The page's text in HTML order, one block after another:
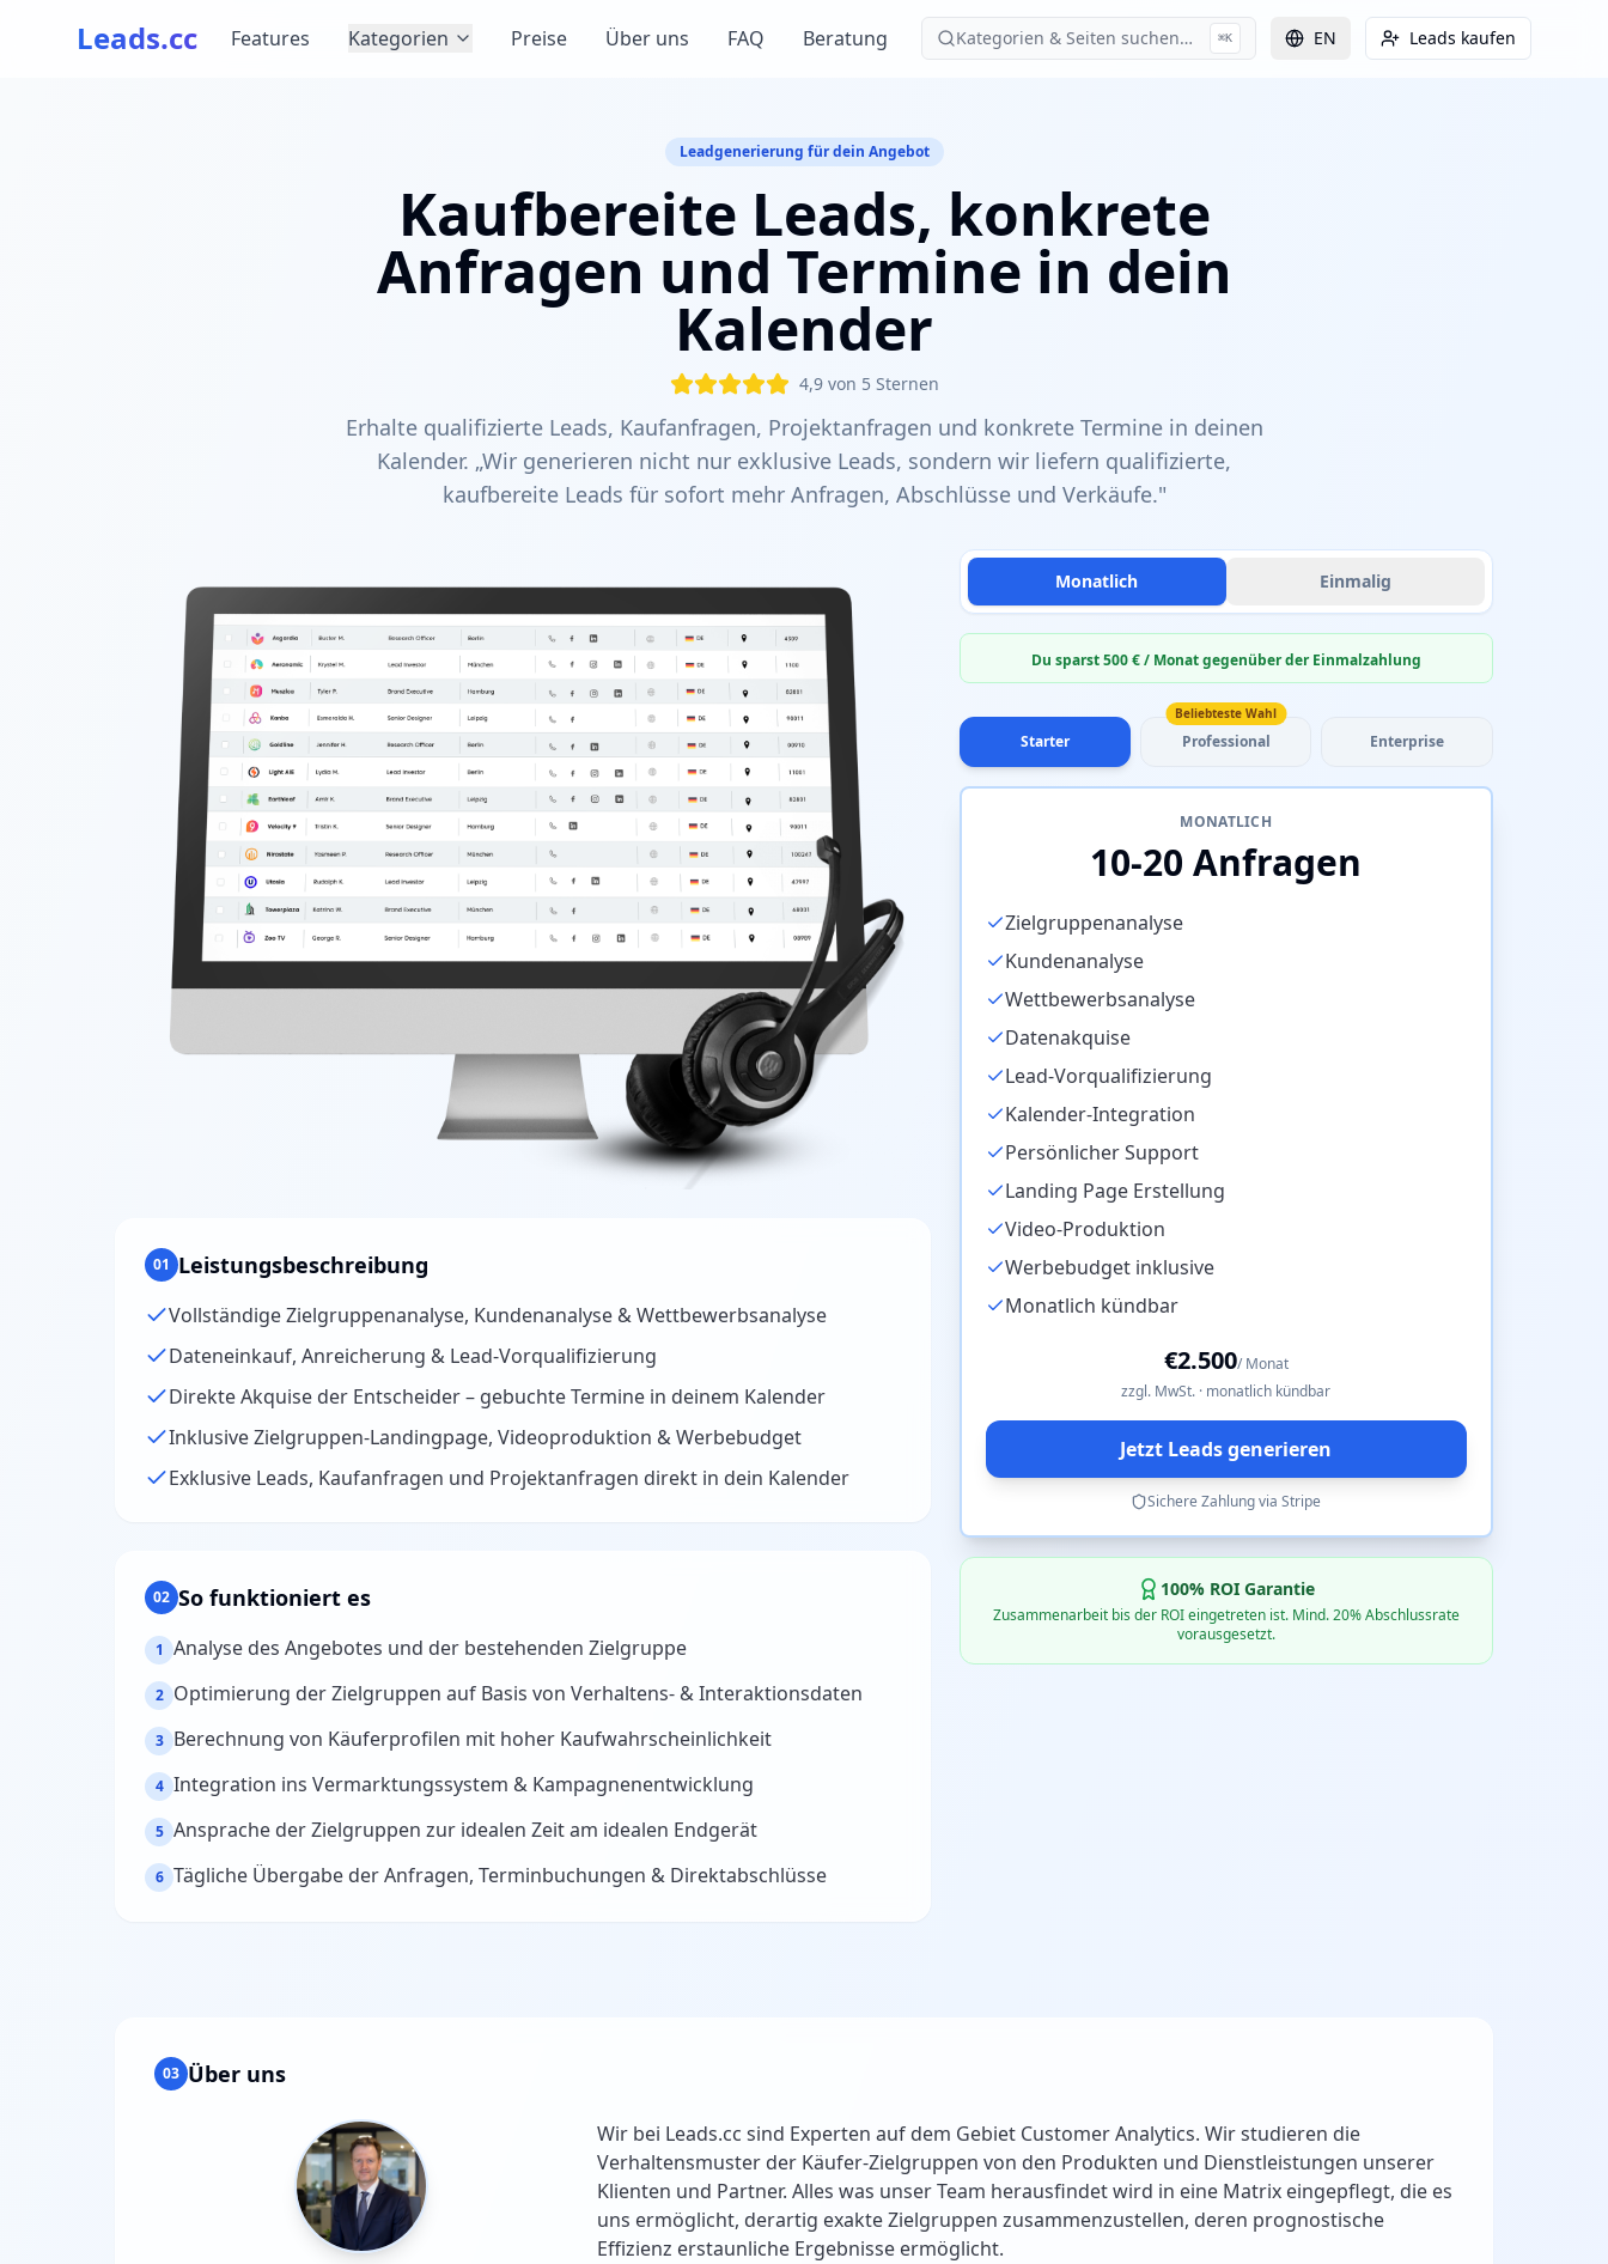
Leads.cc Features Kategorien Preise Über uns FAQ Beratung Kategorien & Seiten suchen… ⌘K EN Leads kaufen
Leadgenerierung für dein Angebot
Kaufbereite Leads, konkrete
Anfragen und Termine in dein
Kalender
4,9 von 5 Sternen
Erhalte qualifizierte Leads, Kaufanfragen, Projektanfragen und konkrete Termine in deinen
Kalender. „Wir generieren nicht nur exklusive Leads, sondern wir liefern qualifizierte,
kaufbereite Leads für sofort mehr Anfragen, Abschlüsse und Verkäufe."
01 Leistungsbeschreibung
Vollständige Zielgruppenanalyse, Kundenanalyse & Wettbewerbsanalyse
Dateneinkauf, Anreicherung & Lead-Vorqualifizierung
Direkte Akquise der Entscheider – gebuchte Termine in deinem Kalender
Inklusive Zielgruppen-Landingpage, Videoproduktion & Werbebudget
Exklusive Leads, Kaufanfragen und Projektanfragen direkt in dein Kalender
02 So funktioniert es
1 Analyse des Angebotes und der bestehenden Zielgruppe
2 Optimierung der Zielgruppen auf Basis von Verhaltens- & Interaktionsdaten
3 Berechnung von Käuferprofilen mit hoher Kaufwahrscheinlichkeit
4 Integration ins Vermarktungssystem & Kampagnenentwicklung
5 Ansprache der Zielgruppen zur idealen Zeit am idealen Endgerät
6 Tägliche Übergabe der Anfragen, Terminbuchungen & Direktabschlüsse
Monatlich Einmalig
Du sparst 500 € / Monat gegenüber der Einmalzahlung
Starter
Beliebteste Wahl
Professional Enterprise
MONATLICH
10-20 Anfragen
Zielgruppenanalyse
Kundenanalyse
Wettbewerbsanalyse
Datenakquise
Lead-Vorqualifizierung
Kalender-Integration
Persönlicher Support
Landing Page Erstellung
Video-Produktion
Werbebudget inklusive
Monatlich kündbar
€2.500/ Monat
zzgl. MwSt. · monatlich kündbar
Jetzt Leads generieren
Sichere Zahlung via Stripe
100% ROI Garantie
Zusammenarbeit bis der ROI eingetreten ist. Mind. 20% Abschlussrate
vorausgesetzt.
03 Über uns
Wir bei Leads.cc sind Experten auf dem Gebiet Customer Analytics. Wir studieren die
Verhaltensmuster der Käufer-Zielgruppen von den Produkten und Dienstleistungen unserer
Klienten und Partner. Alles was unser Team herausfindet wird in eine Matrix eingepflegt, die es
uns ermöglicht, derartig exakte Zielgruppen zusammenzustellen, deren prognostische
Effizienz erstaunliche Ergebnisse ermöglicht.